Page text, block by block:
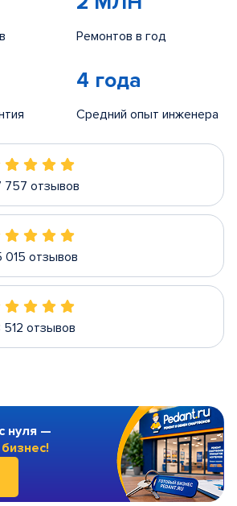
Ремонтов в год
4 года
Средний опыт инженера
757 отзывов
015 отзывов
512 отзывов
нуля —